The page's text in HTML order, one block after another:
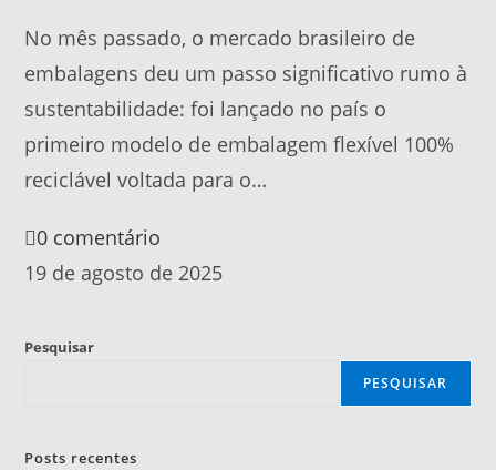
No mês passado, o mercado brasileiro de
embalagens deu um passo significativo rumo à
sustentabilidade: foi lançado no país o
primeiro modelo de embalagem flexível 100%
reciclável voltada para o…
0 comentário
19 de agosto de 2025
Pesquisar
PESQUISAR
Posts recentes